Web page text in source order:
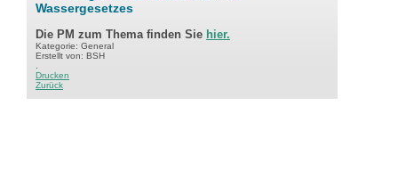
Wassergesetzes
Die PM zum Thema finden Sie hier.
Kategorie: General
Erstellt von: BSH
Drucken
Zurück